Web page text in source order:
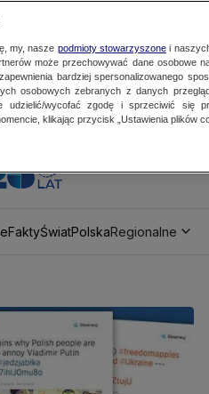
FaktyŚwiatPolskaRegionalne
my, nasze podmioty stowarzyszonei
może przechowywać dane osobowe
bardziej spersonalizowanego
osobowych zebranych z danych
udzielić/wycofać zgodę i sprzeciwić się
klikając przycisk „Ustawienia plików